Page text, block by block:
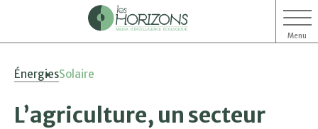
Menu
ÉnergiesSolaire
L’agriculture, un secteur